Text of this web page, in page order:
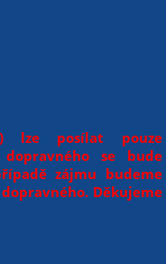
lze posílat pouze
dopravného se bude
zájmu budeme
Děkujeme